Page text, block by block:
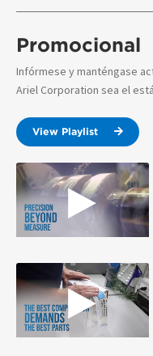
Promocional
Infórmese y manténgase
Ariel Corporation sea el
View Playlist